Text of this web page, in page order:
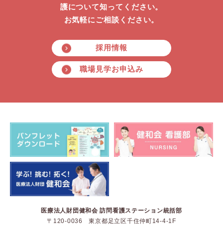
護について知ってください。
お気軽にご相談ください。
採用情報
職場見学お申込み
医療法人財団健和会 訪問看護ステーション統括部
〒120-0036 東京都足立区千住仲町14-4-1F